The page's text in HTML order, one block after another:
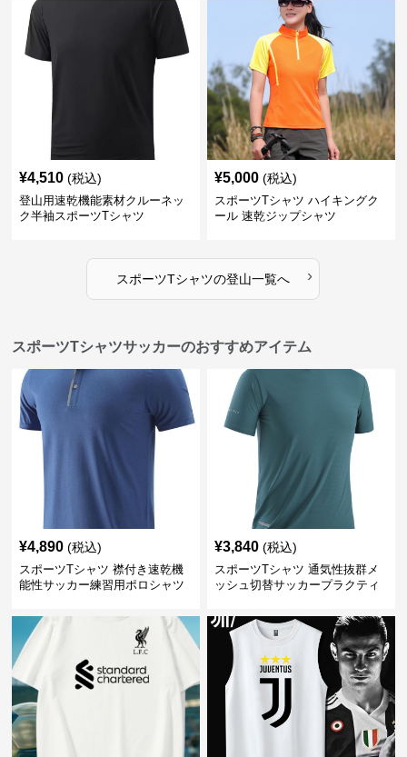
¥4,510 (税込)
登山用速乾機能素材クルーネッ
ク半袖スポーツTシャツ
¥5,000 (税込)
スポーツTシャツ ハイキングク
ール 速乾ジップシャツ
スポーツTシャツの登山一覧へ ›
スポーツTシャツサッカーのおすすめアイテム
¥4,890 (税込)
スポーツTシャツ 襟付き速乾機
能性サッカー練習用ポロシャツ
¥3,840 (税込)
スポーツTシャツ 通気性抜群メ
ッシュ切替サッカープラクティ